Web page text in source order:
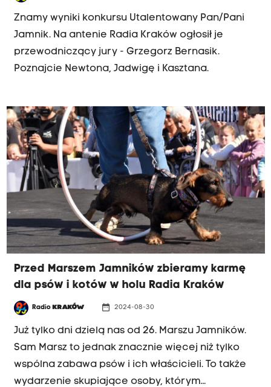
Znamy wyniki konkursu Utalentowany Pan/Pani
Jamnik. Na antenie Radia Kraków ogłosił je
przewodniczący jury - Grzegorz Bernasik.
Poznajcie Newtona, Jadwigę i Kasztana.
Przed Marszem Jamników zbieramy karmę
dla psów i kotów w holu Radia Kraków
Radio KRAKÓW date_range 2024-08-30
Już tylko dni dzielą nas od 26. Marszu Jamników.
Sam Marsz to jednak znacznie więcej niż tylko
wspólna zabawa psów i ich właścicieli. To także
wydarzenie skupiające osoby, którym